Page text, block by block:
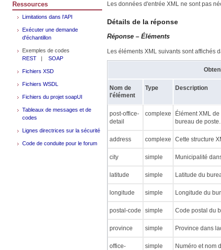
Ressources
Limitations dans l’API
Exécuter une demande
d'échantillon
Exemples de codes
REST | SOAP
Fichiers XSD
Fichiers WSDL
Fichiers du projet soapUI
Tableaux de messages et de
codes
Lignes directrices sur la sécurité
Code de conduite pour le forum
Les données d'entrée XML ne sont pas
Détails de la réponse
Réponse – Éléments
Les éléments XML suivants sont affichés
Nom de
l'élément
Type Description
post-office-
detail
complexe
Élément XML
bureau de poste.
address complexe Cette structure
city simple Municipalité
latitude simple Latitude du
longitude simple Longitude du
postal-code simple Code postal du
province simple Province dans
office-
simple Numéro et nom